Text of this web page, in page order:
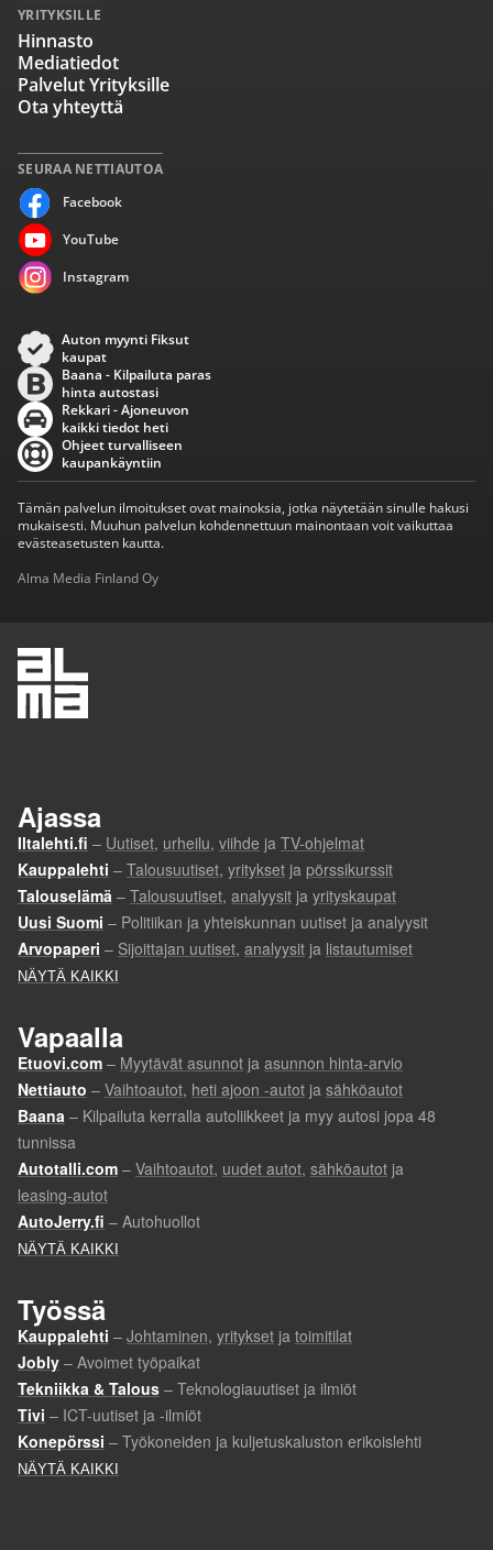
SEURAA NETTIAUTOA
Facebook
YouTube
Instagram
YRITYKSILLE
Hinnasto
Mediatiedot
Palvelut Yrityksille
Ota yhteyttä
Auton myynti Fiksut
kaupat
Baana - Kilpailuta paras
hinta autostasi
Rekkari - Ajoneuvon
kaikki tiedot heti
Ohjeet turvalliseen
kaupankäyntiin
Tämän palvelun ilmoitukset ovat mainoksia, jotka näytetään sinulle hakusi
mukaisesti. Muuhun palvelun kohdennettuun mainontaan voit vaikuttaa
evästeasetusten kautta.
Alma Media Finland Oy